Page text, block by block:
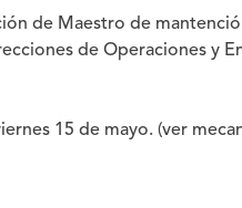
de Maestro de
de Operaciones y
15 de mayo. (ver